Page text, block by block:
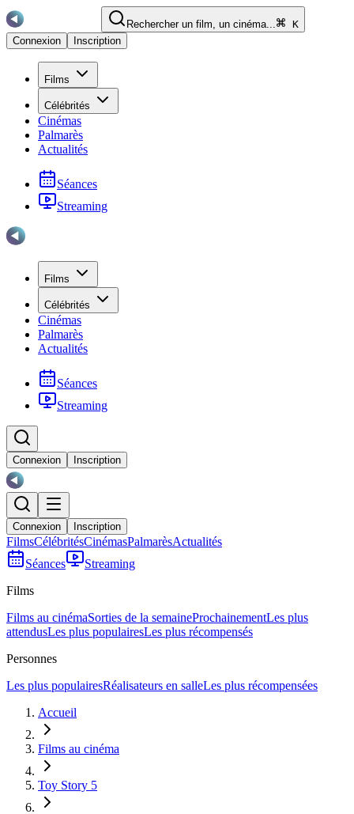
Rechercher un film, un cinéma...
K
Connexion
Inscription
Films
Célébrités
Cinémas
Palmarès
Actualités
Séances
Streaming
Films
Célébrités
Cinémas
Palmarès
Actualités
Séances
Streaming
Connexion Inscription
Connexion Inscription
FilmsCélébritésCinémasPalmarèsActualités
Séances
Streaming
Films
Films au cinémaSorties de la semaineProchainementLes plus
attendusLes plus populairesLes plus récompensés
Personnes
Les plus populairesRéalisateurs en salleLes plus récompensées
Accueil
Films au cinéma
Toy Story 5